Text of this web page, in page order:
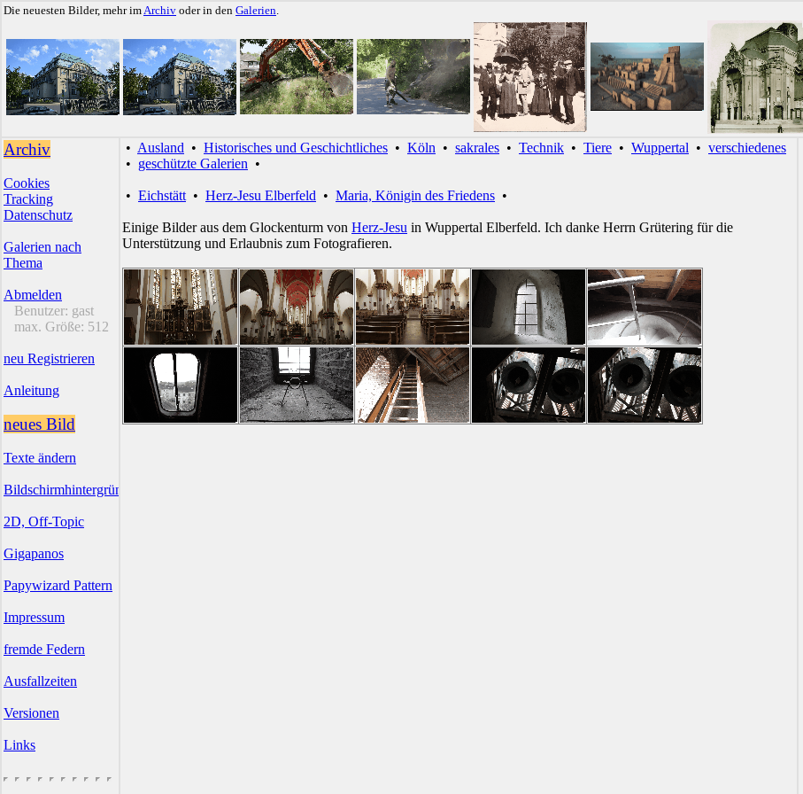
Die neuesten Bilder, mehr imArchiv oder in den Galerien.
Archiv
Cookies
Tracking
Datenschutz
Galerien nach
Thema
Abmelden
Benutzer: gast
max. Größe: 512
neu Registrieren
Anleitung
neues Bild
Texte ändern
Bildschirmhintergründe
2D, Off-Topic
Gigapanos
Papywizard Pattern
Impressum
fremde Federn
Ausfallzeiten
Versionen
Links
• Ausland • Historisches und Geschichtliches • Köln • sakrales • Technik • Tiere • Wuppertal • verschiedenes
• geschützte Galerien •
• Eichstätt • Herz-Jesu Elberfeld • Maria, Königin des Friedens •
Einige Bilder aus dem Glockenturm von Herz-Jesu in Wuppertal Elberfeld. Ich danke Herrn Grütering für die
Unterstützung und Erlaubnis zum Fotografieren.